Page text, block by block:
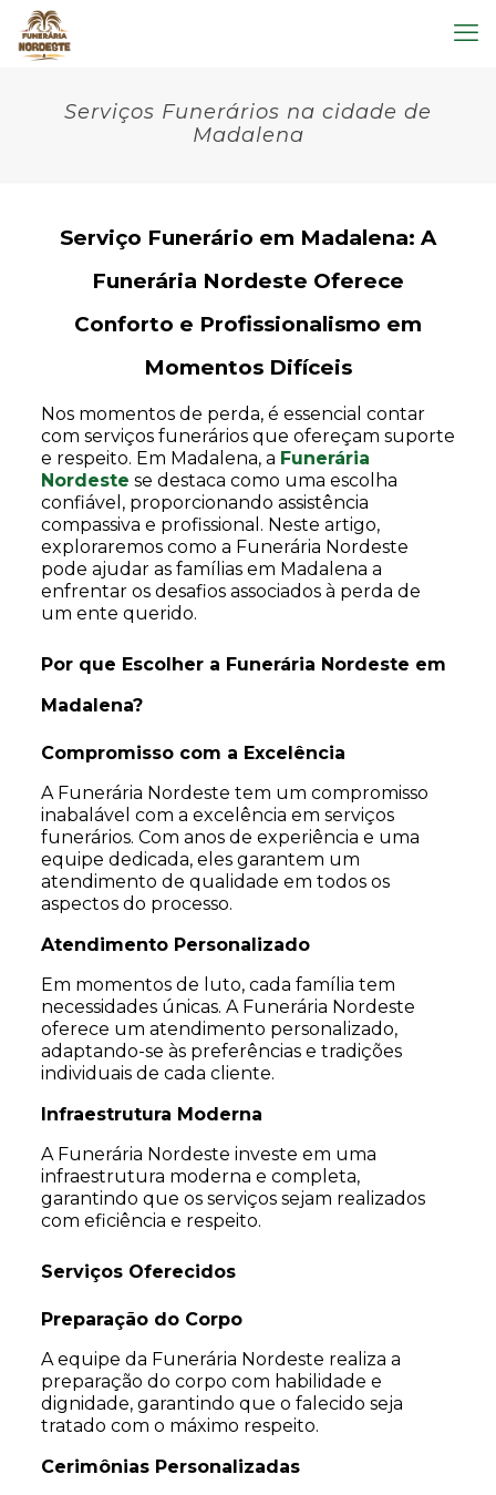
Serviços Funerários na cidade de
Madalena
Serviço Funerário em Madalena: A
Funerária Nordeste Oferece
Conforto e Profissionalismo em
Momentos Difíceis
Nos momentos de perda, é essencial contar
com serviços funerários que ofereçam suporte
e respeito. Em Madalena, a Funerária
Nordeste se destaca como uma escolha
confiável, proporcionando assistência
compassiva e profissional. Neste artigo,
exploraremos como a Funerária Nordeste
pode ajudar as famílias em Madalena a
enfrentar os desafios associados à perda de
um ente querido.
Por que Escolher a Funerária Nordeste em
Madalena?
Compromisso com a Excelência
A Funerária Nordeste tem um compromisso
inabalável com a excelência em serviços
funerários. Com anos de experiência e uma
equipe dedicada, eles garantem um
atendimento de qualidade em todos os
aspectos do processo.
Atendimento Personalizado
Em momentos de luto, cada família tem
necessidades únicas. A Funerária Nordeste
oferece um atendimento personalizado,
adaptando-se às preferências e tradições
individuais de cada cliente.
Infraestrutura Moderna
A Funerária Nordeste investe em uma
infraestrutura moderna e completa,
garantindo que os serviços sejam realizados
com eficiência e respeito.
Serviços Oferecidos
Preparação do Corpo
A equipe da Funerária Nordeste realiza a
preparação do corpo com habilidade e
dignidade, garantindo que o falecido seja
tratado com o máximo respeito.
Cerimônias Personalizadas